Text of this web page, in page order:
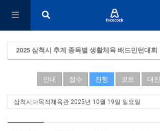
2025 삼척시 추계 종목별 생활체육 배드민턴대회
안내 접수 진행 코트 대진